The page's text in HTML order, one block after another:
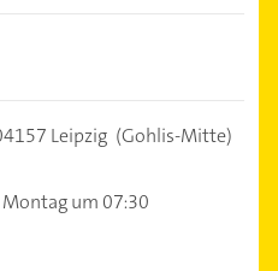
Leipzig (Gohlis-Mitte)
um 07:30